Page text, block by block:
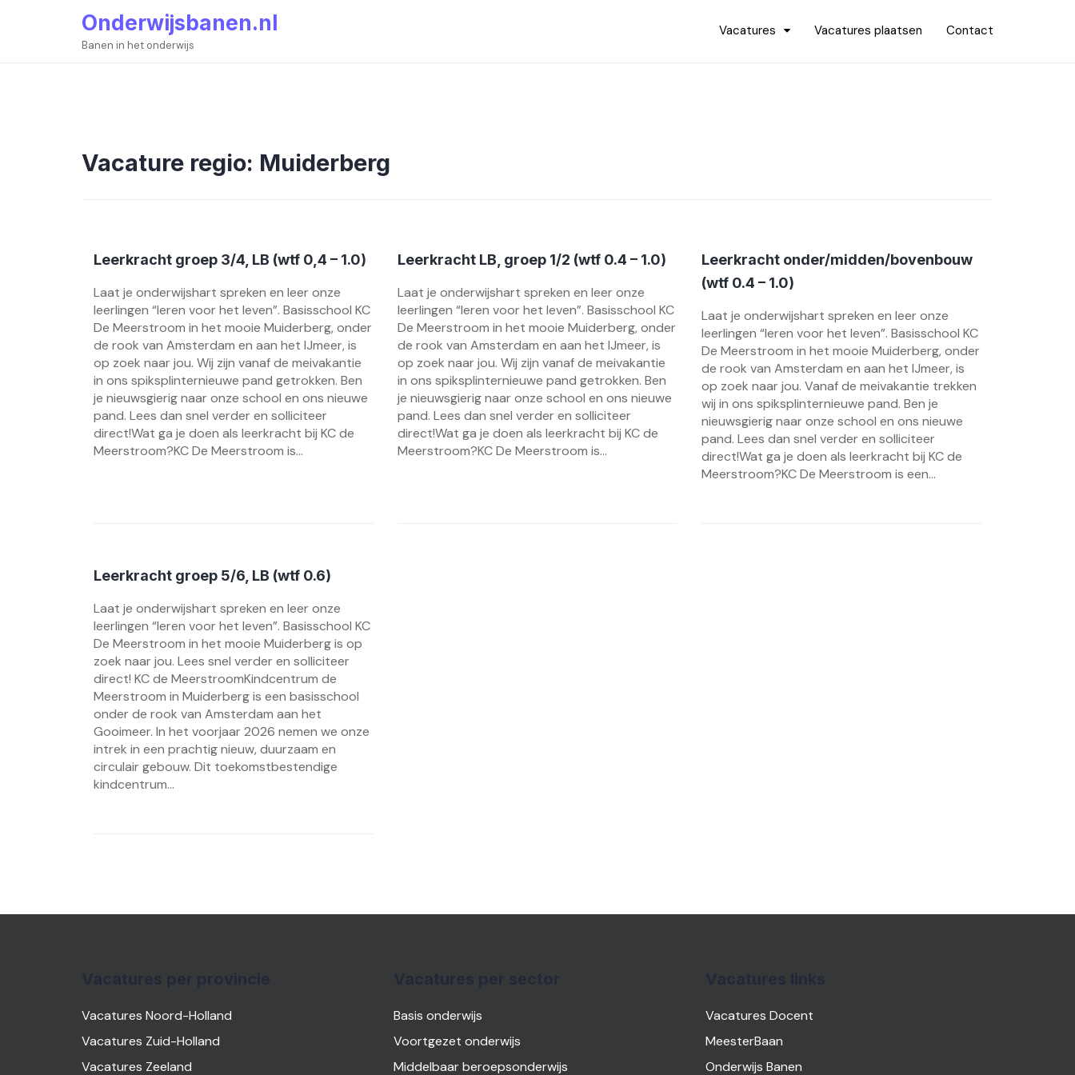
Onderwijsbanen.nl
Banen in het onderwijs
Vacatures Vacatures plaatsen Contact
Vacature regio: Muiderberg
Leerkracht groep 3/4, LB (wtf 0,4 – 1.0)
Laat je onderwijshart spreken en leer onze
leerlingen “leren voor het leven”. Basisschool KC
De Meerstroom in het mooie Muiderberg, onder
de rook van Amsterdam en aan het IJmeer, is
op zoek naar jou. Wij zijn vanaf de meivakantie
in ons spiksplinternieuwe pand getrokken. Ben
je nieuwsgierig naar onze school en ons nieuwe
pand. Lees dan snel verder en solliciteer
direct!Wat ga je doen als leerkracht bij KC de
Meerstroom?KC De Meerstroom is...
Leerkracht LB, groep 1/2 (wtf 0.4 – 1.0)
Laat je onderwijshart spreken en leer onze
leerlingen “leren voor het leven”. Basisschool KC
De Meerstroom in het mooie Muiderberg, onder
de rook van Amsterdam en aan het IJmeer, is
op zoek naar jou. Wij zijn vanaf de meivakantie
in ons spiksplinternieuwe pand getrokken. Ben
je nieuwsgierig naar onze school en ons nieuwe
pand. Lees dan snel verder en solliciteer
direct!Wat ga je doen als leerkracht bij KC de
Meerstroom?KC De Meerstroom is...
Leerkracht onder/midden/bovenbouw
(wtf 0.4 – 1.0)
Laat je onderwijshart spreken en leer onze
leerlingen “leren voor het leven”. Basisschool KC
De Meerstroom in het mooie Muiderberg, onder
de rook van Amsterdam en aan het IJmeer, is
op zoek naar jou. Vanaf de meivakantie trekken
wij in ons spiksplinternieuwe pand. Ben je
nieuwsgierig naar onze school en ons nieuwe
pand. Lees dan snel verder en solliciteer
direct!Wat ga je doen als leerkracht bij KC de
Meerstroom?KC De Meerstroom is een...
Leerkracht groep 5/6, LB (wtf 0.6)
Laat je onderwijshart spreken en leer onze
leerlingen “leren voor het leven”. Basisschool KC
De Meerstroom in het mooie Muiderberg is op
zoek naar jou. Lees snel verder en solliciteer
direct! KC de MeerstroomKindcentrum de
Meerstroom in Muiderberg is een basisschool
onder de rook van Amsterdam aan het
Gooimeer. In het voorjaar 2026 nemen we onze
intrek in een prachtig nieuw, duurzaam en
circulair gebouw. Dit toekomstbestendige
kindcentrum...
Vacatures Noord-Holland
Vacatures Zuid-Holland
Vacatures Zeeland
Basis onderwijs
Voortgezet onderwijs
Middelbaar beroepsonderwijs
Vacatures Docent
MeesterBaan
Onderwijs Banen